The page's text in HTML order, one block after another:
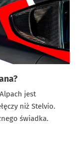
jest
niż Stelvio.
świadka.